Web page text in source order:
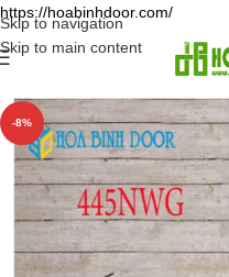
https://hoabinhdoor.com/
Skip to navigation
Skip to main content
-8%